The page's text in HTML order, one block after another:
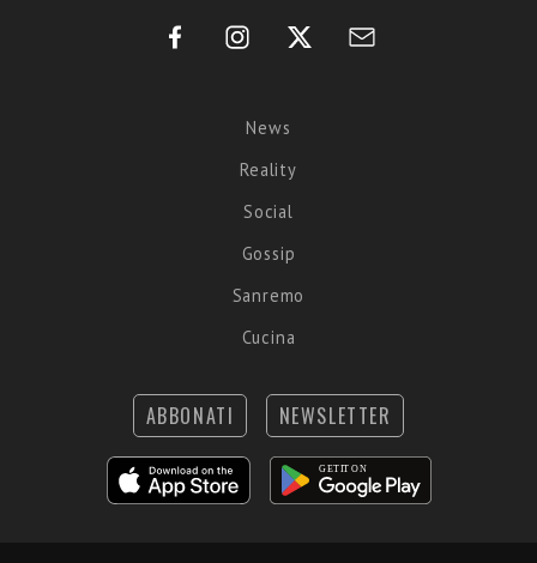
News
Reality
Social
Gossip
Sanremo
Cucina
ABBONATI NEWSLETTER